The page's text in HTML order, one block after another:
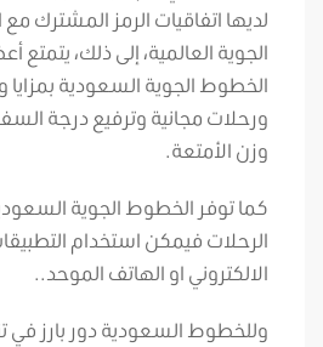
لديها اتفاقيات الرمز المشترك
الجوية العالمية، إلى ذلك، يتمتع
الخطوط الجوية السعودية
ورحلات مجانية وترفيع درجة
وزن الأمتعة.
كما توفر الخطوط الجوية
الرحلات فيمكن استخدام
الالكتروني او الهاتف الموحد..
وللخطوط السعودية دور بارز في